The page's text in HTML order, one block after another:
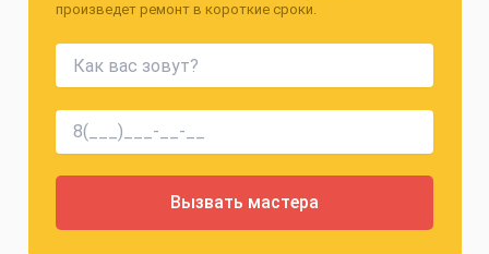
произведет ремонт в короткие сроки.